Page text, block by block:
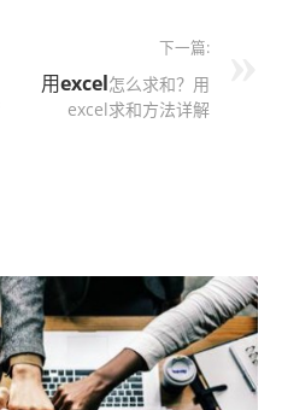
下一篇:
用excel怎么求和？用
excel求和方法详解